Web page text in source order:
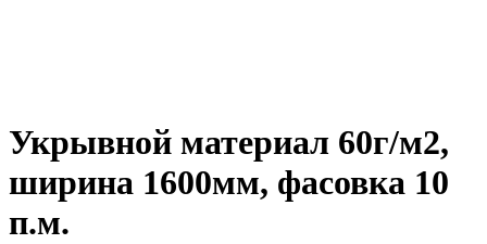
Укрывной материал 60г/м2,
ширина 1600мм, фасовка 10
п.м.